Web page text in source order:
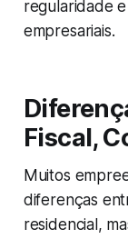
regularidade
empresariais.
Fiscal,
Muitos
diferenças
residencial,